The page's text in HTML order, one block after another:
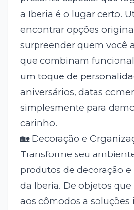
a Iberia é o lugar certo.
encontrar opções
surpreender quem você
que combinam
um toque de
aniversários, datas
simplesmente para
carinho.
🏡 Decoração e
Transforme seu
produtos de decoração
da Iberia. De objetos que
aos cômodos a